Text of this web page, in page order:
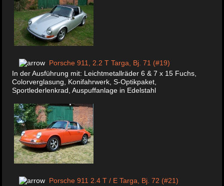
Porsche 911, 2.2 T Targa, Bj. 71 (#19)
In der Ausführung mit: Leichtmetallräder 6 & 7 x 15 Fuchs,
Colorverglasung, Konifahrwerk, S-Optikpaket,
Sportlederlenkrad, Auspuffanlage in Edelstahl
Porsche 911 2.4 T / E Targa, Bj. 72 (#21)